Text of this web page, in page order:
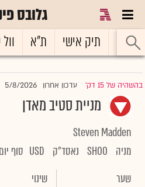
גלובס
ראשי תיק אישי ת"א
בהשהיה של 15 דק' |עדכון אחרון 5/8/2026
מניית סטיב מאדן
Steven Madden
מניה
SHOO נאסד"ק USD סוף יום
שער
שינוי